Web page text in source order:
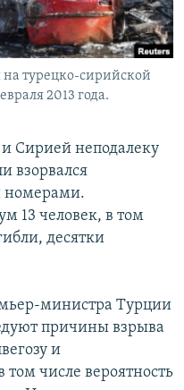
на турецко-сирийской
2013 года.
Сирией неподалеку
взорвался
номерами.
13 человек, в том
десятки
министра Турции
причины взрыва
и
том числе вероятность